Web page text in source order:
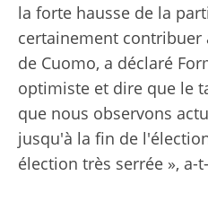
la forte hausse de la
certainement
de Cuomo, a déclaré
optimiste et dire que le
que nous observons
jusqu'à la fin de
élection très serrée », a-